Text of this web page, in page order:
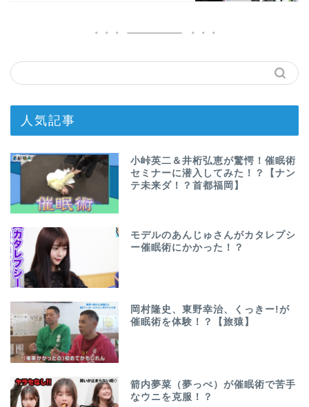
人気記事
小峠英二＆井桁弘恵が驚愕！催眠術
セミナーに潜入してみた！？【ナン
テ未来ダ！？首都福岡】
モデルのあんじゅさんがカタレプシ
ー催眠術にかかった！？
岡村隆史、東野幸治、くっきー!が
催眠術を体験！？【旅猿】
箭内夢菜（夢っぺ）が催眠術で苦手
なウニを克服！？